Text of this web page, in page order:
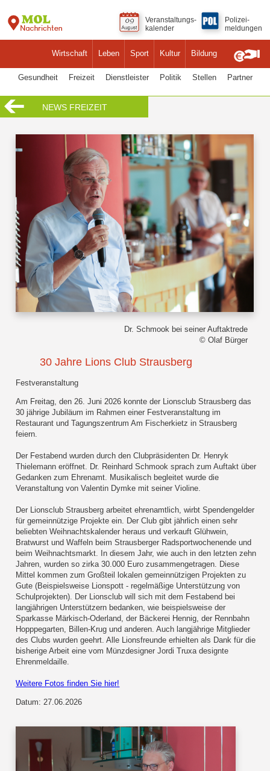
Wirtschaft Leben Sport Kultur Bildung
Veranstaltungs-
kalender
Polizei-
meldungen
Gesundheit Freizeit Dienstleister Politik Stellen Partner
NEWS FREIZEIT
Dr. Schmook bei seiner Auftaktrede
© Olaf Bürger
30 Jahre Lions Club Strausberg
Festveranstaltung
Am Freitag, den 26. Juni 2026 konnte der Lionsclub Strausberg das
30 jährige Jubiläum im Rahmen einer Festveranstaltung im
Restaurant und Tagungszentrum Am Fischerkietz in Strausberg
feiern.
Der Festabend wurden durch den Clubpräsidenten Dr. Henryk
Thielemann eröffnet. Dr. Reinhard Schmook sprach zum Auftakt über
Gedanken zum Ehrenamt. Musikalisch begleitet wurde die
Veranstaltung von Valentin Dymke mit seiner Violine.
Der Lionsclub Strausberg arbeitet ehrenamtlich, wirbt Spendengelder
für gemeinnützige Projekte ein. Der Club gibt jährlich einen sehr
beliebten Weihnachtskalender heraus und verkauft Glühwein,
Bratwurst und Waffeln beim Strausberger Radsportwochenende und
beim Weihnachtsmarkt. In diesem Jahr, wie auch in den letzten zehn
Jahren, wurden so zirka 30.000 Euro zusammengetragen. Diese
Mittel kommen zum Großteil lokalen gemeinnützigen Projekten zu
Gute (Beispielsweise Lionspott - regelmäßige Unterstützung von
Schulprojekten). Der Lionsclub will sich mit dem Festabend bei
langjährigen Unterstützern bedanken, wie beispielsweise der
Sparkasse Märkisch-Oderland, der Bäckerei Hennig, der Rennbahn
Hopppegarten, Billen-Krug und anderen. Auch langjährige Mitglieder
des Clubs wurden geehrt. Alle Lionsfreunde erhielten als Dank für die
bisherige Arbeit eine vom Münzdesigner Jordi Truxa designte
Ehrenmeldaille.
Weitere Fotos finden Sie hier!
Datum: 27.06.2026